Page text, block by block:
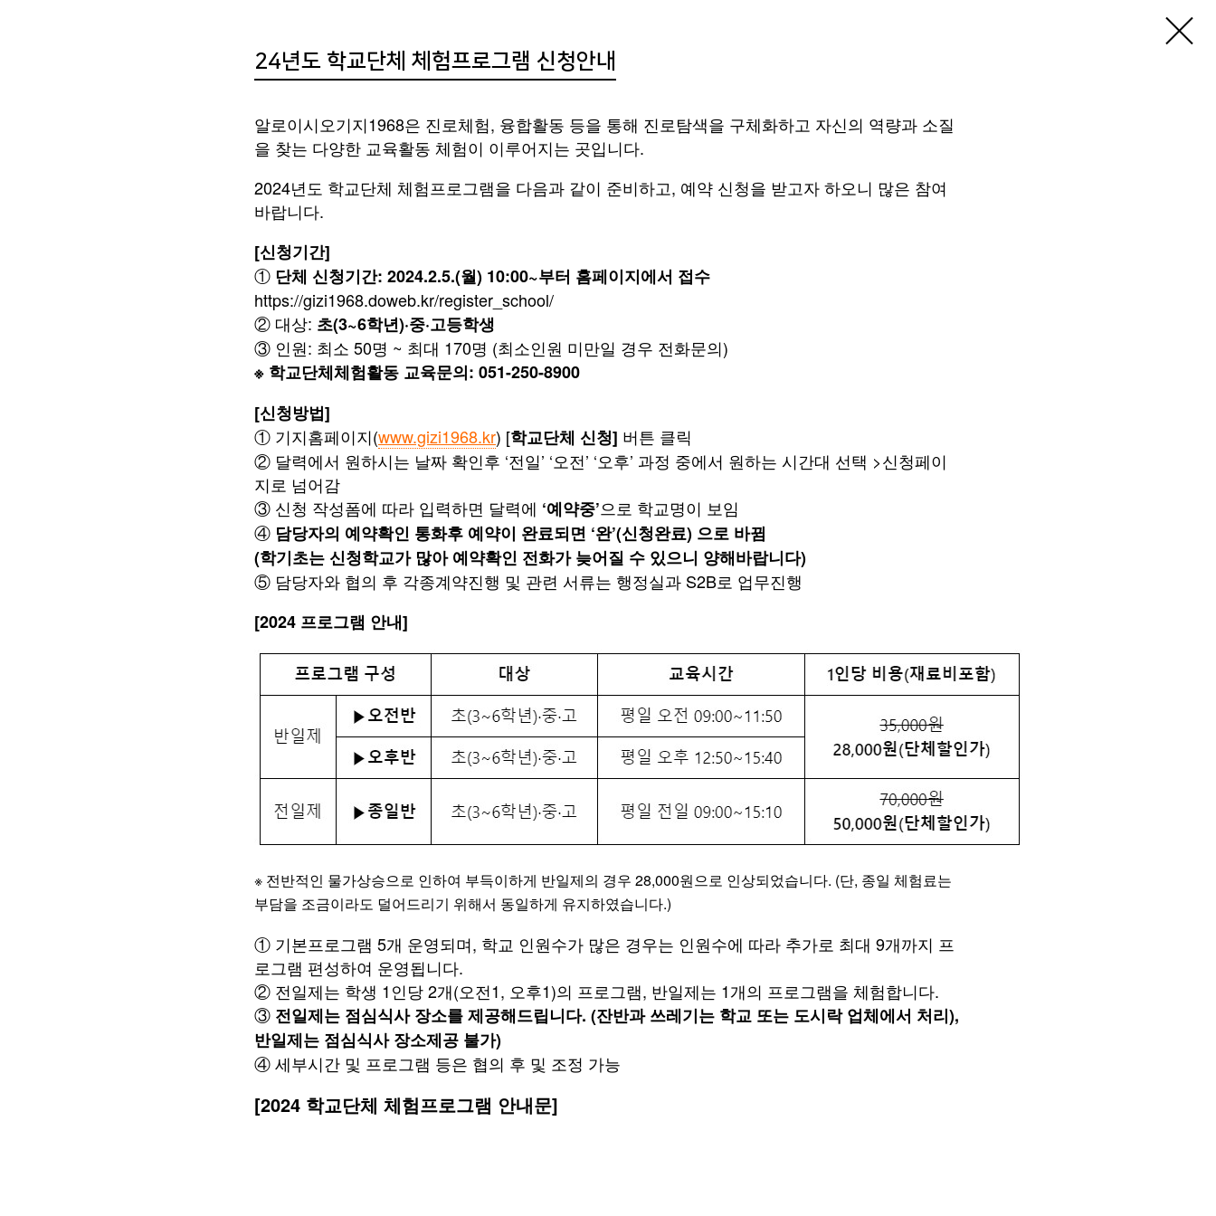
기지활동
알로이시오기지1968은
‘더불어’, ‘나누는’ 곳입니다.
기지에서는 항상 학생들의 체험이 이루어지고 있으므로
투어 및 방문의 경우는반드시 사전 예약
[프로그램 및 투어문의: 051-250-8900]
신청
신청
자원봉사
신청
24년도 학교단체 체험프로그램 신청안내
알로이시오기지1968은 진로체험, 융합활동 등을 통해 진로탐색을 구체화하고 자신의 역량과 소질
을 찾는 다양한 교육활동 체험이 이루어지는 곳입니다.
2024년도 학교단체 체험프로그램을 다음과 같이 준비하고, 예약 신청을 받고자 하오니 많은 참여
바랍니다.
[신청기간]
① 단체 신청기간: 2024.2.5.(월) 10:00~부터 홈페이지에서 접수
https://gizi1968.doweb.kr/register_school/
② 대상: 초(3~6학년)·중·고등학생
③ 인원: 최소 50명 ~ 최대 170명 (최소인원 미만일 경우 전화문의)
※ 학교단체체험활동 교육문의: 051-250-8900
[신청방법]
① 기지홈페이지(www.gizi1968.kr) [학교단체 신청] 버튼 클릭
② 달력에서 원하시는 날짜 확인후 ‘전일’ ‘오전’ ‘오후’ 과정 중에서 원하는 시간대 선택 >신청페이
지로 넘어감
③ 신청 작성폼에 따라 입력하면 달력에 ‘예약중’으로 학교명이 보임
④ 담당자의 예약확인 통화후 예약이 완료되면 ‘완’(신청완료) 으로 바뀜
(학기초는 신청학교가 많아 예약확인 전화가 늦어질 수 있으니 양해바랍니다)
⑤ 담당자와 협의 후 각종계약진행 및 관련 서류는 행정실과 S2B로 업무진행
[2024 프로그램 안내]
※ 전반적인 물가상승으로 인하여 부득이하게 반일제의 경우 28,000원으로 인상되었습니다. (단, 종일 체험료는
부담을 조금이라도 덜어드리기 위해서 동일하게 유지하였습니다.)
① 기본프로그램 5개 운영되며, 학교 인원수가 많은 경우는 인원수에 따라 추가로 최대 9개까지 프
로그램 편성하여 운영됩니다.
② 전일제는 학생 1인당 2개(오전1, 오후1)의 프로그램, 반일제는 1개의 프로그램을 체험합니다.
③ 전일제는 점심식사 장소를 제공해드립니다. (잔반과 쓰레기는 학교 또는 도시락 업체에서 처리),
반일제는 점심식사 장소제공 불가)
④ 세부시간 및 프로그램 등은 협의 후 및 조정 가능
[2024 학교단체 체험프로그램 안내문]
Partners